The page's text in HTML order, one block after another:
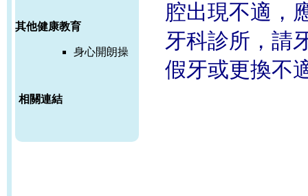
其他健康教育
身心開朗操
相關連結
腔出現不適，
牙科診所，請
假牙或更換不